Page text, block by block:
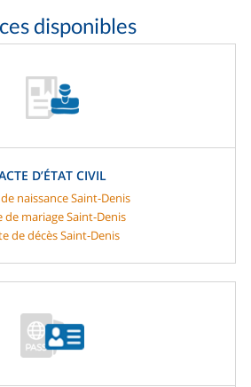
disponibles
D’ÉTAT CIVIL
naissance Saint-Denis
de mariage Saint-Denis
de décès Saint-Denis